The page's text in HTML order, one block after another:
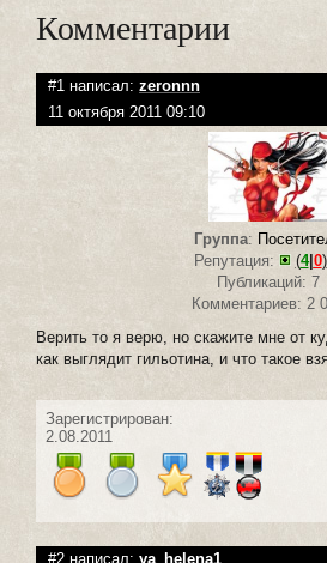
Комментарии
#1 написал: zeronnn
11 октября 2011 09:10
Группа:
Репутация:
(4| 0)
Публикаций: 7
Комментариев: 2
Верить то я верю, но скажите мне от
как выглядит гильотина, и что такое
Зарегистрирован:
2.08.2011
#2 написал: ya_helena1